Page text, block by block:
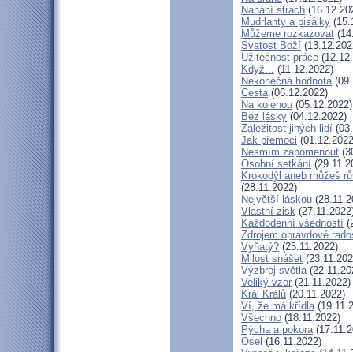
Nahání strach
Mudrlanty a pisálky
Můžeme rozkazovat
Svatost Boží
Užitečnost práce
Když... (11.12.2022)
Nekonečná hodnota
Cesta(06.12.2022)
Na kolenou (05.12.2022)
Bez lásky (04.12.2022)
Záležitost jiných lidí
Jak přemoci
Nesmím zapomenout
Osobní setkání
Krokodýl aneb můžeš
(28.11.2022)
Největší láskou
Vlastní zisk
Každodenní všedností
Zdrojem opravdové
Vyňatý? (25.11.2022)
Milost snášet
Výzbroj světla
Veliký vzor (21.11.2022)
Král Králů (20.11.2022)
Ví, že má křídla
Všechno (18.11.2022)
Pýcha a pokora
Osel (16.11.2022)